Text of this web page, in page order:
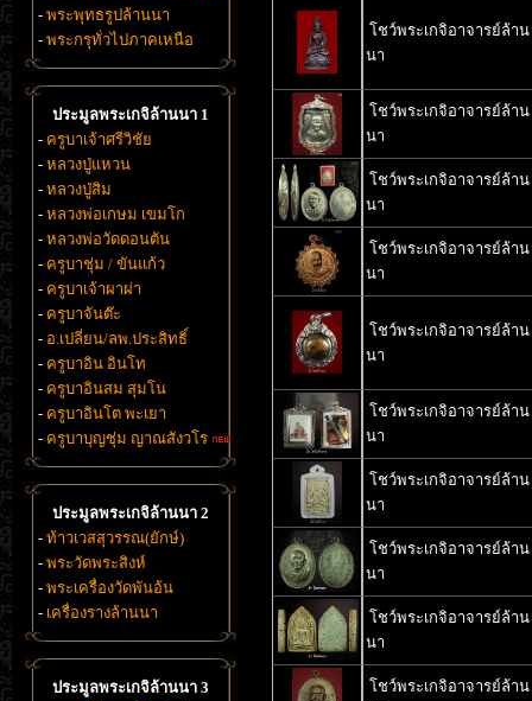
- พระพุทธรูปล้านนา
- พระกรุทั่วไปภาคเหนือ
ประมูลพระเกจิล้านนา 1
- ครูบาเจ้าศรีวิชัย
- หลวงปู่แหวน
- หลวงปู่สิม
- หลวงพ่อเกษม เขมโก
- หลวงพ่อวัดดอนตัน
- ครูบาชุ่ม / ขันแก้ว
- ครูบาเจ้าผาผ่า
- ครูบาจันต๊ะ
- อ.เปลี่ยน/ลพ.ประสิทธิ์
- ครูบาอิน อินโท
- ครูบาอินสม สุมโน
- ครูบาอินโต พะเยา
- ครูบาบุญชุ่ม ญาณสังวโร
ประมูลพระเกจิล้านนา 2
- ท้าวเวสสุวรรณ(ยักษ์)
- พระวัดพระสิงห์
- พระเครื่องวัดพันอ้น
- เครื่องรางล้านนา
ประมูลพระเกจิล้านนา 3
โชว์พระเกจิอาจารย์ล้าน
นา
โชว์พระเกจิอาจารย์ล้าน
นา
โชว์พระเกจิอาจารย์ล้าน
นา
โชว์พระเกจิอาจารย์ล้าน
นา
โชว์พระเกจิอาจารย์ล้าน
นา
โชว์พระเกจิอาจารย์ล้าน
นา
โชว์พระเกจิอาจารย์ล้าน
นา
โชว์พระเกจิอาจารย์ล้าน
นา
โชว์พระเกจิอาจารย์ล้าน
นา
โชว์พระเกจิอาจารย์ล้าน